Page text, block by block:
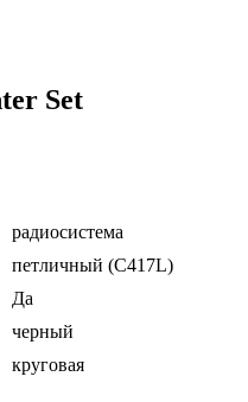
Set
радиосистема
петличный (C417L)
Да
черный
круговая